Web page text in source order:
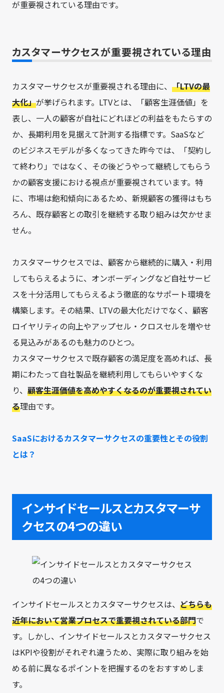
が重要視されている理由です。
カスタマーサクセスが重要視されている理由
カスタマーサクセスが重要視される理由に、 「LTVの最
大化」が挙げられます。LTVとは、「顧客生涯価値」を
表し、一人の顧客が自社にどれほどの利益をもたらすの
か、長期利用を見据えて計測する指標です。SaaSなど
のビジネスモデルが多くなってきた昨今では、「契約し
て終わり」ではなく、その後どうやって継続してもらう
かの顧客支援における視点が重要視されています。特
に、市場は飽和傾向にあるため、新規顧客の獲得はもち
ろん、既存顧客との取引を継続する取り組みは欠かせま
せん。
カスタマーサクセスでは、顧客から継続的に購入・利用
してもらえるように、オンボーディングなど自社サービ
スを十分活用してもらえるよう徹底的なサポート環境を
構築します。その結果、LTVの最大化だけでなく、顧客
ロイヤリティの向上やアップセル・クロスセルを増やせ
る見込みがあるのも魅力のひとつ。
カスタマーサクセスで既存顧客の満足度を高めれば、長
期にわたって自社製品を継続利用してもらいやすくな
り、 顧客生涯価値を高めやすくなるのが重要視されてい
る理由です。
SaaSにおけるカスタマーサクセスの重要性とその役割
とは？
インサイドセールスとカスタマーサ
クセスの4つの違い
インサイドセールスとカスタマーサクセスは、 どちらも
近年において営業プロセスで重要視されている部門で
す。しかし、インサイドセールスとカスタマーサクセス
はKPIや役割がそれぞれ違うため、実際に取り組みを始
める前に異なるポイントを把握するのをおすすめしま
す。